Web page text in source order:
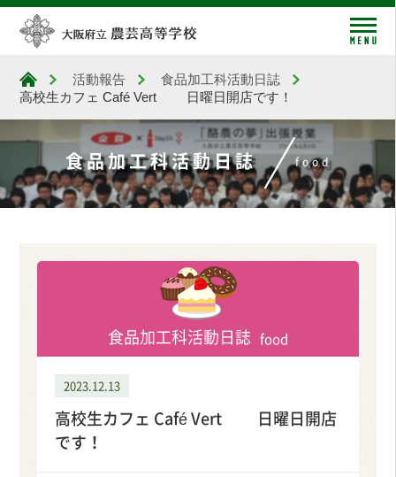
大阪府立農芸高等学校
活動報告
食品加工科活動日誌
高校生カフェ Café Vert 日曜日開店です！
食品加工科活動日誌 food
食品加工科活動日誌 food
2023.12.13
高校生カフェ Café Vert 日曜日開店
です！